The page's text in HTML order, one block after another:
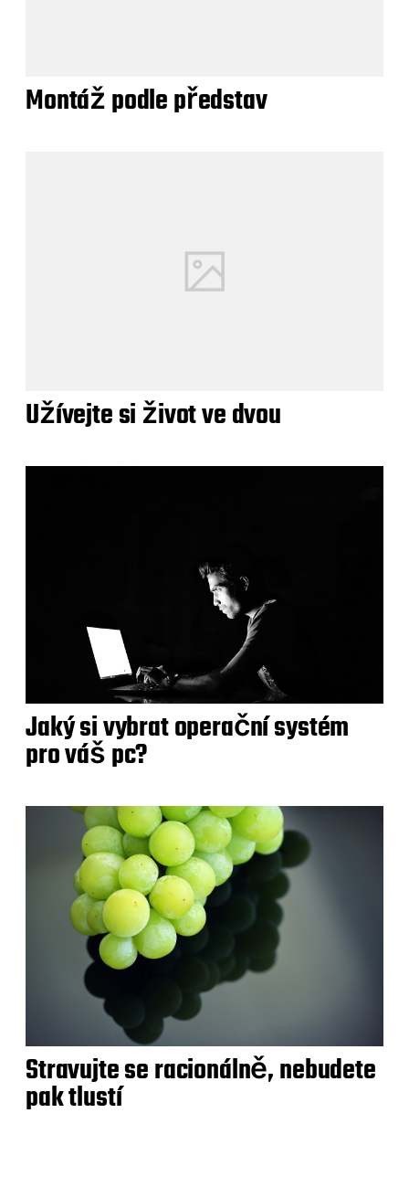
Montáž podle představ
Užívejte si život ve dvou
Jaký si vybrat operační systém
pro váš pc?
Stravujte se racionálně, nebudete
pak tlustí